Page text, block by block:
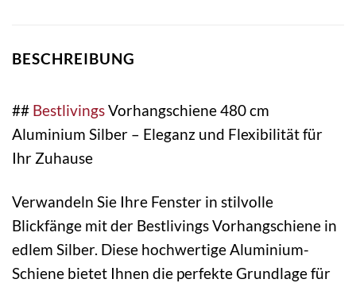
BESCHREIBUNG
## BestlivingsVorhangschiene 480 cm
Aluminium Silber – Eleganz und Flexibilität für
Ihr Zuhause
Verwandeln Sie Ihre Fenster in stilvolle
Blickfänge mit der Bestlivings Vorhangschiene in
edlem Silber. Diese hochwertige Aluminium-
Schiene bietet Ihnen die perfekte Grundlage für